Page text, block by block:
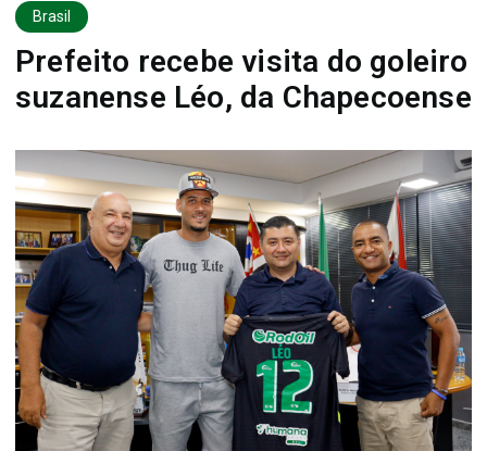
Brasil
Prefeito recebe visita do goleiro
suzanense Léo, da Chapecoense